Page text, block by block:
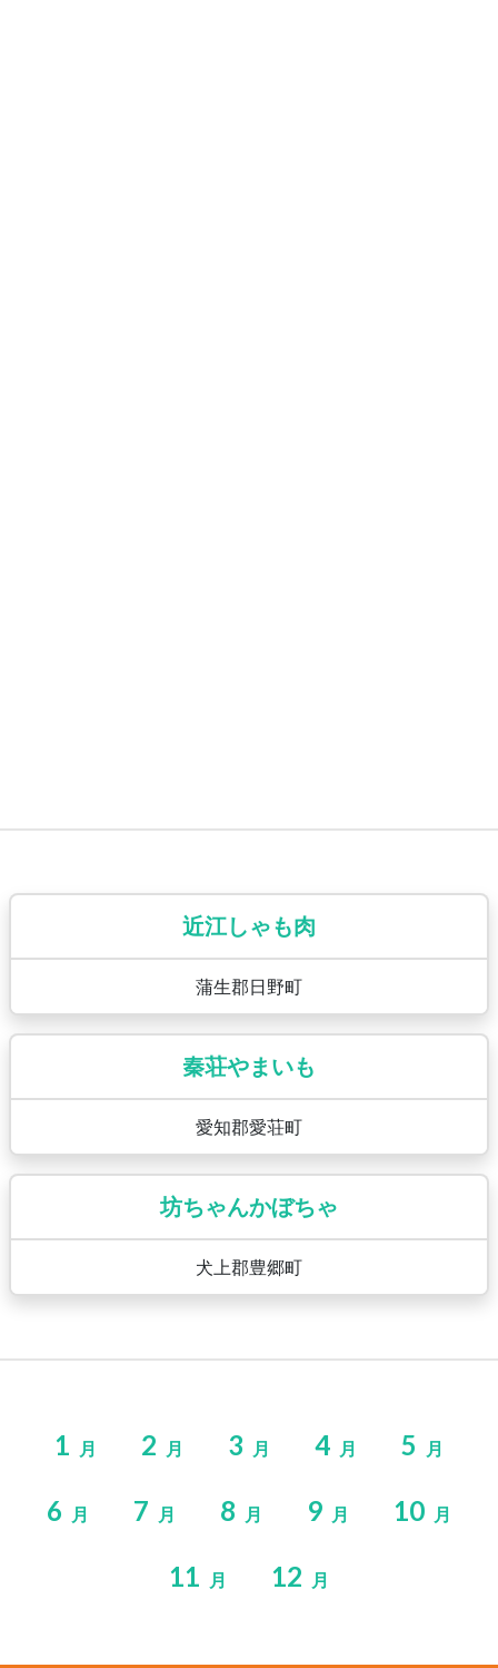
近江しゃも肉
蒲生郡日野町
秦荘やまいも
愛知郡愛荘町
坊ちゃんかぼちゃ
犬上郡豊郷町
1 月 2 月 3 月 4 月 5 月
6 月 7 月 8 月 9 月 10 月
11 月 12 月